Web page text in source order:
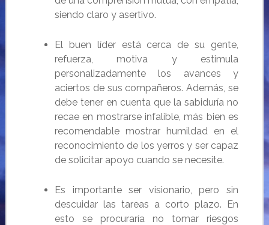
siendo claro y asertivo.
El buen líder está cerca de su gente,
refuerza, motiva y estimula
personalizadamente los avances y
aciertos de sus compañeros. Además, se
debe tener en cuenta que la sabiduría no
recae en mostrarse infalible, más bien es
recomendable mostrar humildad en el
reconocimiento de los yerros y ser capaz
de solicitar apoyo cuando se necesite.
Es importante ser visionario, pero sin
descuidar las tareas a corto plazo. En
esto se procuraría no tomar riesgos